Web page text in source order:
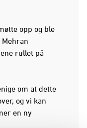
opp og ble
rullet på
om at dette
og vi kan
en ny